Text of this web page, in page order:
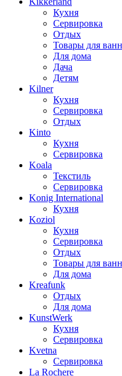
Кухня
Сервировка
Отдых
Товары для
Для дома
Дача
Детям
Kilner
Кухня
Сервировка
Отдых
Kinto
Кухня
Сервировка
Koala
Текстиль
Сервировка
Konig International
Кухня
Koziol
Кухня
Сервировка
Отдых
Товары для
Для дома
Kreafunk
Отдых
Для дома
KunstWerk
Кухня
Сервировка
Kvetna
Сервировка
La Rochere